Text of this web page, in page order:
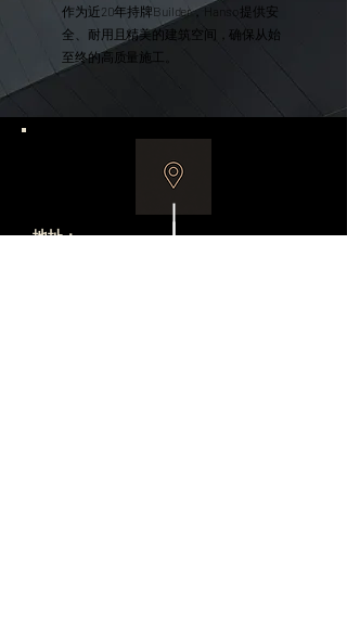
作为近20年持牌Builder，Hanso 提供安
全、耐用且精美的建筑空间，确保从始
至终的高质量施工。
地址：